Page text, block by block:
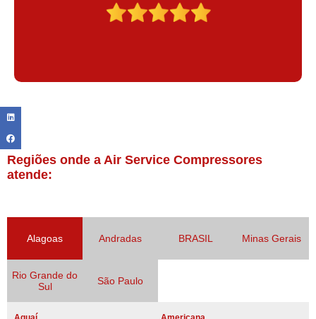
Regiões onde a Air Service Compressores
atende:
Alagoas Andradas BRASIL Minas Gerais
Rio Grande do
Sul
São Paulo